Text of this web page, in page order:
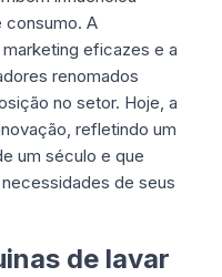
consumo. A
eficazes e a
renomados
no setor. Hoje, a
refletindo um
um século e que
de seus
de lavar